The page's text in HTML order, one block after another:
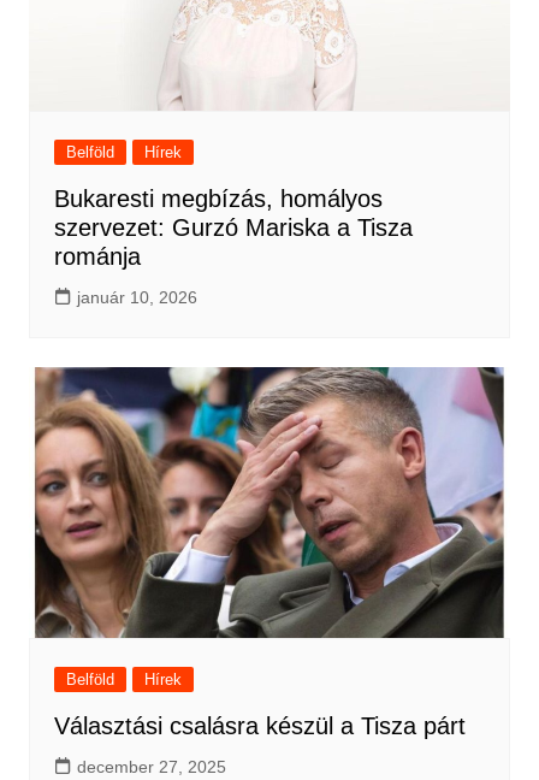
Belföld Hírek
Bukaresti megbízás, homályos
szervezet: Gurzó Mariska a Tisza
románja
január 10, 2026
Belföld Hírek
Választási csalásra készül a Tisza párt
december 27, 2025